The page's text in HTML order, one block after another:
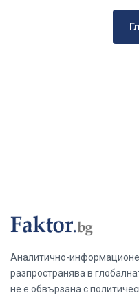
Аналитично-
разпространява в
не е обвързана с